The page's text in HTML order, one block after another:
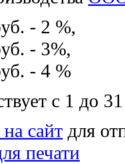
- 2 %,
- 3%,
- 4 %
c 1 до
сайт для
печати